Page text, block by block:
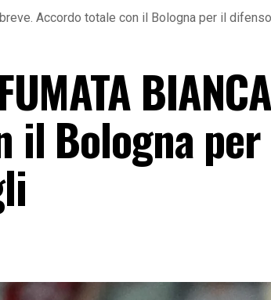
Accordo totale con il Bologna per il
il Bologna